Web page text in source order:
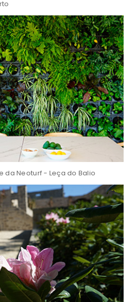
da Neoturf - Leça do Balio